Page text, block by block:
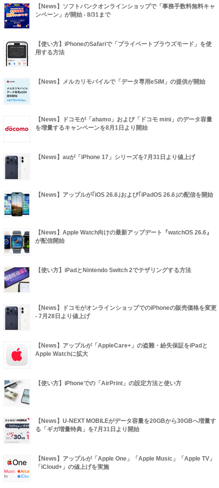
【News】ソフトバンクオンラインショップで「事務手数料無料キャ
ンペーン」が開始 - 8/31まで
【使い方】iPhoneのSafariで「プライベートブラウズモード」を使
用する方法
【News】メルカリモバイルで「データ専用eSIM」の提供が開始
【News】ドコモが「ahamo」および「ドコモ mini」のデータ容量
を増量するキャンペーンを8月1日より開始
【News】auが「iPhone 17」シリーズを7月31日より値上げ
【News】アップルが｢iOS 26.6｣および｢iPadOS 26.6｣の配信を開始
【News】Apple Watch向けの最新アップデート『watchOS 26.6』
が配信開始
【使い方】iPadとNintendo Switch 2でテザリングする方法
【News】ドコモがオンラインショップでのiPhoneの販売価格を変更
- 7月28日より値上げ
【News】アップルが「AppleCare+」の盗難・紛失保証をiPadと
Apple Watchに拡大
【使い方】iPhoneでの「AirPrint」の設定方法と使い方
【News】U-NEXT MOBILEがデータ容量を20GBから30GBへ増量す
る「ギガ増量特典」を7月31日より開始
【News】アップルが「Apple One」「Apple Music」「Apple TV」
「iCloud+」の値上げを実施